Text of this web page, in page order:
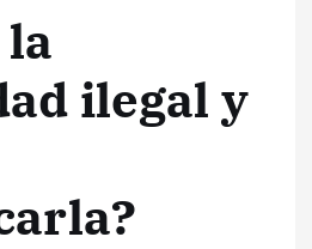
la
ilegal y